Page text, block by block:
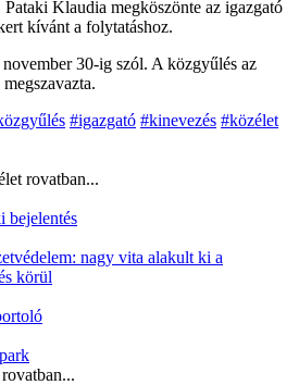
Klaudia megköszönte az igazgató
kívánt a folytatáshoz.
30-ig szól. A közgyűlés az
#igazgató #kinevezés #közélet
rovatban...
bejelentés
nagy vita alakult ki a
körül
rovatban...